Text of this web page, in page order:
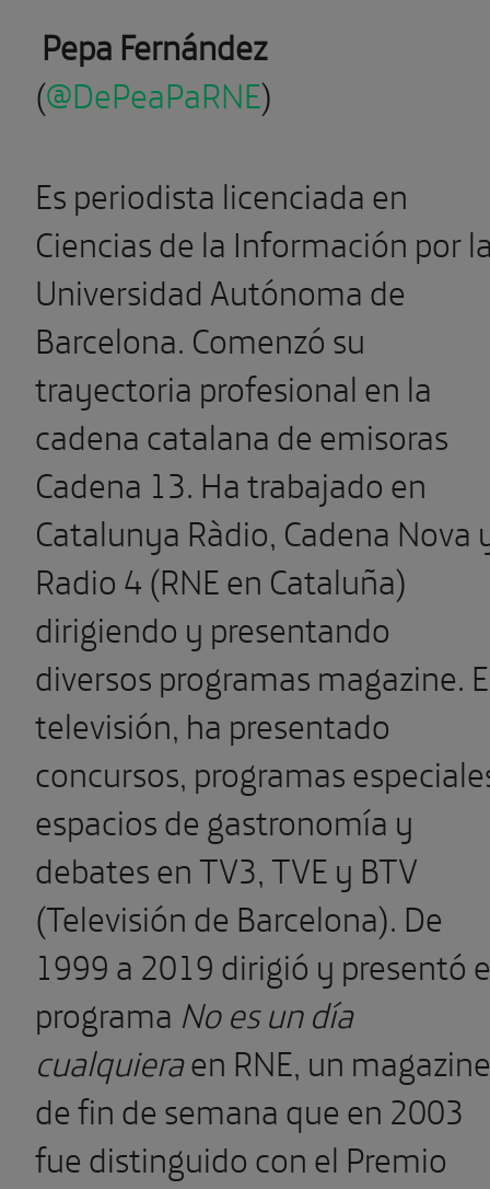
Pepa Fernández
(@DePeaPaRNE)
Es periodista licenciada en
Ciencias de la Información por
Universidad Autónoma de
Barcelona. Comenzó su
trayectoria profesional en la
cadena catalana de emisoras
Cadena 13. Ha trabajado en
Catalunya Ràdio, Cadena Nova
Radio 4 (RNE en Cataluña)
dirigiendo y presentando
diversos programas magazine.
televisión, ha presentado
concursos, programas
espacios de gastronomía y
debates en TV3, TVE y BTV
(Televisión de Barcelona). De
1999 a 2019 dirigió y presentó
programa No es un día
cualquieraen RNE, un magazine
de fin de semana que en 2003
fue distinguido con el Premio